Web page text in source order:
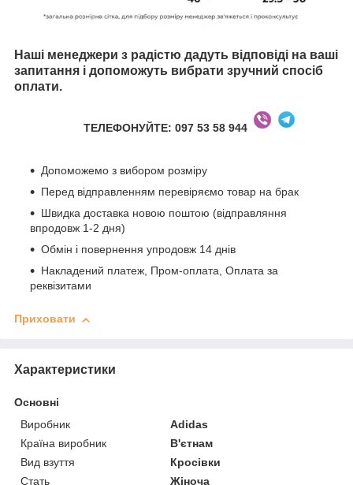
Наші менеджери з радістю дадуть відповіді на ваші
запитання і допоможуть вибрати зручний спосіб
оплати.
ТЕЛЕФОНУЙТЕ: 097 53 58 944
Допоможемо з вибором розміру
Перед відправленням перевіряємо товар на брак
Швидка доставка новою поштою (відправляння
впродовж 1-2 дня)
Обмін і повернення упродовж 14 днів
Накладений платеж, Пром-оплата, Оплата за
реквізитами
Приховати
Характеристики
Основні
Виробник
Adidas
Країна виробник
В'єтнам
Вид взуття
Кросівки
Стать
Жіноча